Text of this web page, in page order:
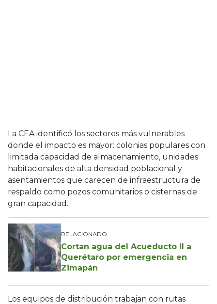
La CEA identificó los sectores más vulnerables
donde el impacto es mayor: colonias populares con
limitada capacidad de almacenamiento, unidades
habitacionales de alta densidad poblacional y
asentamientos que carecen de infraestructura de
respaldo como pozos comunitarios o cisternas de
gran capacidad.
RELACIONADO
Cortan agua del Acueducto II a
Querétaro por emergencia en
Zimapán
Los equipos de distribución trabajan con rutas